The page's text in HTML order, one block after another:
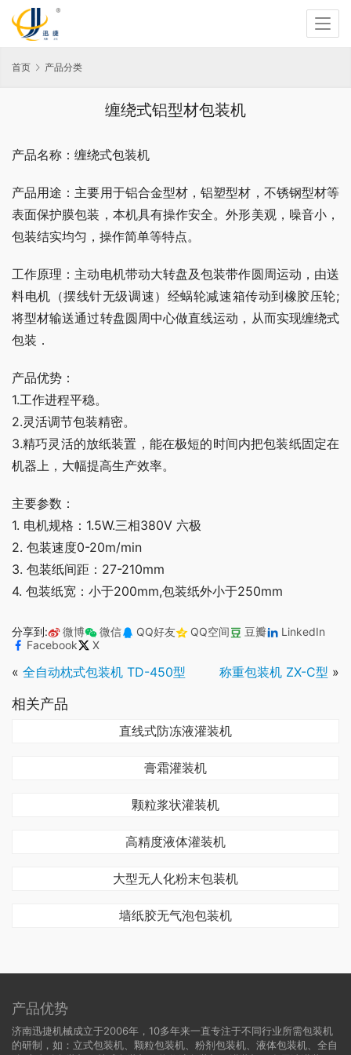
首页 产品分类
缠绕式铝型材包装机
产品名称：缠绕式包装机
产品用途：主要用于铝合金型材，铝塑型材，不锈钢型材等
表面保护膜包装，本机具有操作安全。外形美观，噪音小，
包装结实均匀，操作简单等特点。
工作原理：主动电机带动大转盘及包装带作圆周运动，由送
料电机（摆线针无级调速）经蜗轮减速箱传动到橡胶压轮;
将型材输送通过转盘圆周中心做直线运动，从而实现缠绕式
包装．
产品优势：
1.工作进程平稳。
2.灵活调节包装精密。
3.精巧灵活的放纸装置，能在极短的时间内把包装纸固定在
机器上，大幅提高生产效率。
主要参数：
1. 电机规格：1.5W.三相380V 六极
2. 包装速度0-20m/min
3. 包装纸间距：27-210mm
4. 包装纸宽：小于200mm,包装纸外小于250mm
分享到: 微博 微信 QQ好友 QQ空间 豆瓣
LinkedIn
Facebook
X
« 全自动枕式包装机 TD-450型 称重包装机 ZX-C型 »
相关产品
直线式防冻液灌装机
膏霜灌装机
颗粒浆状灌装机
高精度液体灌装机
大型无人化粉末包装机
墙纸胶无气泡包装机
产品优势
济南迅捷机械成立于2006年，10多年来一直专注于不同行业所需包装机
的研制，如：立式包装机、颗粒包装机、粉剂包装机、液体包装机、全自